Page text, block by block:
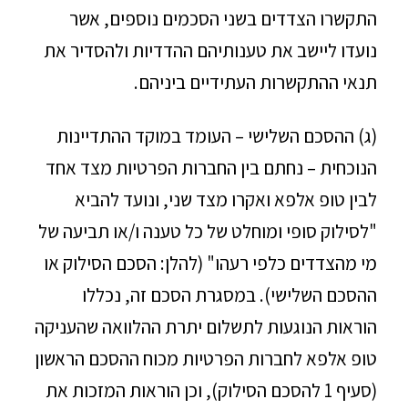
התקשרו הצדדים בשני הסכמים נוספים, אשר
נועדו ליישב את טענותיהם ההדדיות ולהסדיר את
תנאי ההתקשרות העתידיים ביניהם.
(ג) ההסכם השלישי – העומד במוקד ההתדיינות
הנוכחית – נחתם בין החברות הפרטיות מצד אחד
לבין טופ אלפא ואקרו מצד שני, ונועד להביא
"לסילוק סופי ומוחלט של כל טענה ו/או תביעה של
מי מהצדדים כלפי רעהו" (להלן: הסכם הסילוק או
ההסכם השלישי). במסגרת הסכם זה, נכללו
הוראות הנוגעות לתשלום יתרת ההלוואה שהעניקה
טופ אלפא לחברות הפרטיות מכוח ההסכם הראשון
(סעיף 1 להסכם הסילוק), וכן הוראות המזכות את